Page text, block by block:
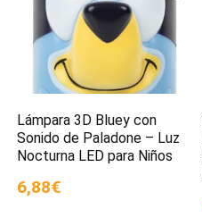
Lámpara 3D Bluey con
Sonido de Paladone – Luz
Nocturna LED para Niños
6,88€